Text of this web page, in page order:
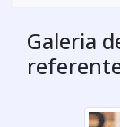
Galeria